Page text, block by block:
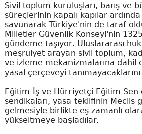
Sivil toplum kuruluşları, barış ve
süreçlerinin kapalı kapılar
savunarak Türkiye'nin de taraf
Milletler Güvenlik Konseyi'nin 1325
gündeme taşıyor. Uluslararası
meşruiyet arayan sivil toplum,
ve izleme mekanizmalarına dahil
yasal çerçeveyi
Eğitim-İş ve Hürriyetçi Eğitim
sendikaları, yasa teklifinin Meclis
gelmesiyle birlikte eş zamanlı
yükseltmeye başladılar.